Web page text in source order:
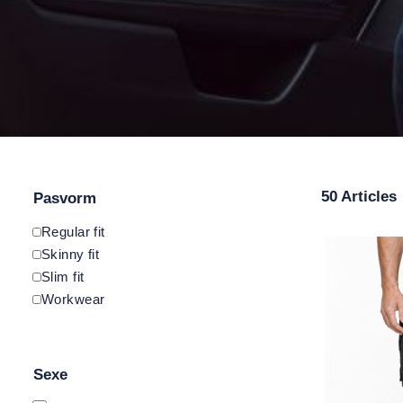
Pasvorm
Regular fit
Skinny fit
Slim fit
Workwear
Sexe
50 Articles